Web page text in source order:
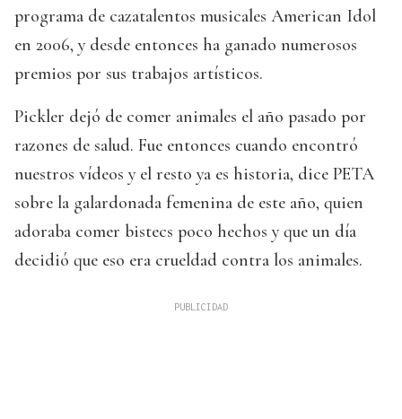
programa de cazatalentos musicales American Idol
en 2006, y desde entonces ha ganado numerosos
premios por sus trabajos artísticos.
Pickler dejó de comer animales el año pasado por
razones de salud. Fue entonces cuando encontró
nuestros vídeos y el resto ya es historia, dice PETA
sobre la galardonada femenina de este año, quien
adoraba comer bistecs poco hechos y que un día
decidió que eso era crueldad contra los animales.